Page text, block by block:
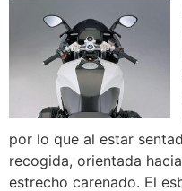
por lo que al estar
recogida, orientada
estrecho carenado. El